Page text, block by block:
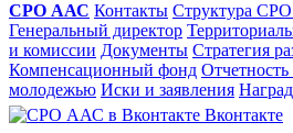
СРО ААС Контакты Структура
Генеральный директор
и комиссии Документы Стратегия
Компенсационный фонд
молодежью Иски и заявления
Вконтакте